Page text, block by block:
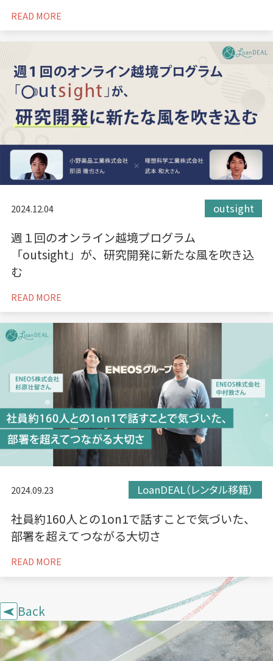
READ MORE
2024.12.04 outsight
週１回のオンライン越境プログラム
「outsight」が、研究開発に新たな風を吹き込
む
READ MORE
2024.09.23 LoanDEAL（レンタル移籍）
社員約160人との1on1で話すことで気づいた、
部署を超えてつながる大切さ
READ MORE
Back